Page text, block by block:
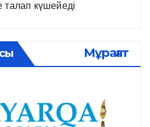
талап күшейеді
Мұрағат